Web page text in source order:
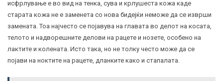
исфрлување е во вид на тенка, сува и крлушеста кожа каде
старата кожа не е заменета со нова бидејќи неможе да се изврши
замената. Тоа најчесто се појавува на главата во делот на косата,
телото и надворешните делови на рацете и нозете, особено на
лактите и колената. Исто така, но не толку често може да се
појави на ноктите на рацете, дланките како и стапалата.